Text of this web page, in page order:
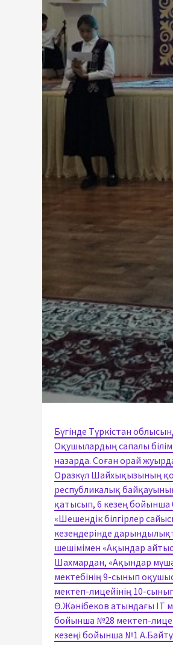
Бүгінде Түркістан
Оқушылардың сапалы
назарда. Соған орай
Оразкүл Шайхықызының
республикалық
қатысып, 6 кезең бойынша
«Шешендік білгірлер
кезеңдерінде
шешімімен «Ақындар
Шахмардан, «Ақындар
мектебінің 9-сынып
мектеп-лицейінің 10-
Ө.Жәнібеков атындағы IT
бойынша №28 мектеп-
кезеңі бойынша №1